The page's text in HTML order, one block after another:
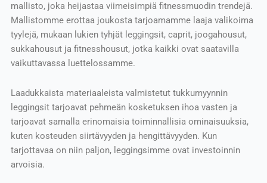
mallisto, joka heijastaa viimeisimpiä fitnessmuodin trendejä.
Mallistomme erottaa joukosta tarjoamamme laaja valikoima
tyylejä, mukaan lukien tyhjät leggingsit, caprit, joogahousut,
sukkahousut ja fitnesshousut, jotka kaikki ovat saatavilla
vaikuttavassa luettelossamme.
Laadukkaista materiaaleista valmistetut tukkumyynnin
leggingsit tarjoavat pehmeän kosketuksen ihoa vasten ja
tarjoavat samalla erinomaisia toiminnallisia ominaisuuksia,
kuten kosteuden siirtävyyden ja hengittävyyden. Kun
tarjottavaa on niin paljon, leggingsimme ovat investoinnin
arvoisia.